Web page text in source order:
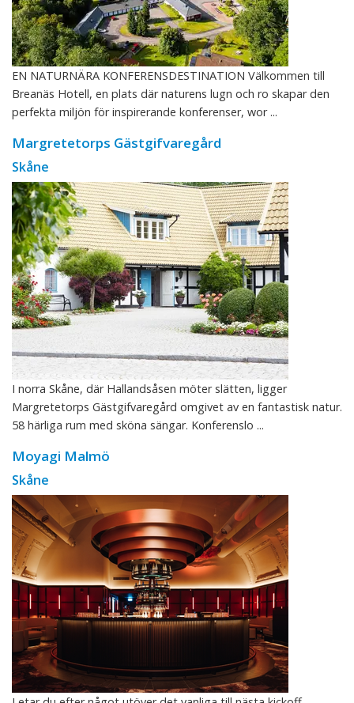
EN NATURNÄRA KONFERENSDESTINATION Välkommen till
Breanäs Hotell, en plats där naturens lugn och ro skapar den
perfekta miljön för inspirerande konferenser, wor ...
Margretetorps Gästgifvaregård
Skåne
I norra Skåne, där Hallandsåsen möter slätten, ligger
Margretetorps Gästgifvaregård omgivet av en fantastisk natur.
58 härliga rum med sköna sängar. Konferenslo ...
Moyagi Malmö
Skåne